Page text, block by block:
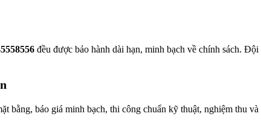
đều được bảo hành dài hạn, minh bạch về chính sách.
bằng, báo giá minh bạch, thi công chuẩn kỹ thuật, nghiệm thu